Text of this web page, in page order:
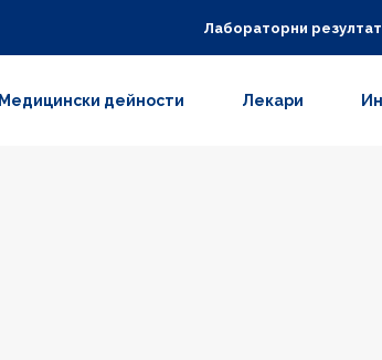
Лабораторни
Медицински дейности Лекари